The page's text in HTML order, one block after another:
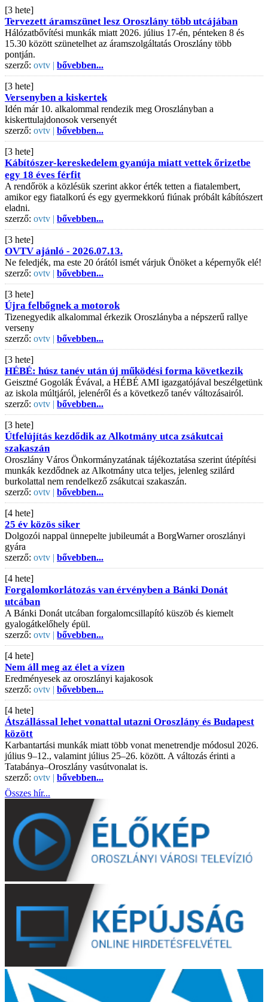
[3 hete]
Tervezett áramszünet lesz Oroszlány több utcájában
Hálózatbővítési munkák miatt 2026. július 17-én, pénteken 8 és
15.30 között szünetelhet az áramszolgáltatás Oroszlány több
pontján.
szerző: ovtv | bővebben...
[3 hete]
Versenyben a kiskertek
Idén már 10. alkalommal rendezik meg Oroszlányban a
kiskerttulajdonosok versenyét
szerző: ovtv | bővebben...
[3 hete]
Kábítószer-kereskedelem gyanúja miatt vettek őrizetbe
egy 18 éves férfit
A rendőrök a közlésük szerint akkor érték tetten a fiatalembert,
amikor egy fiatalkorú és egy gyermekkorú fiúnak próbált kábítószert
eladni.
szerző: ovtv | bővebben...
[3 hete]
OVTV ajánló - 2026.07.13.
Ne feledjék, ma este 20 órától ismét várjuk Önöket a képernyők elé!
szerző: ovtv | bővebben...
[3 hete]
Újra felbőgnek a motorok
Tizenegyedik alkalommal érkezik Oroszlányba a népszerű rallye
verseny
szerző: ovtv | bővebben...
[3 hete]
HÉBÉ: húsz tanév után új működési forma következik
Geisztné Gogolák Évával, a HÉBÉ AMI igazgatójával beszélgetünk
az iskola múltjáról, jelenéről és a következő tanév változásairól.
szerző: ovtv | bővebben...
[3 hete]
Útfelújítás kezdődik az Alkotmány utca zsákutcai
szakaszán
Oroszlány Város Önkormányzatának tájékoztatása szerint útépítési
munkák kezdődnek az Alkotmány utca teljes, jelenleg szilárd
burkolattal nem rendelkező zsákutcai szakaszán.
szerző: ovtv | bővebben...
[4 hete]
25 év közös siker
Dolgozói nappal ünnepelte jubileumát a BorgWarner oroszlányi
gyára
szerző: ovtv | bővebben...
[4 hete]
Forgalomkorlátozás van érvényben a Bánki Donát
utcában
A Bánki Donát utcában forgalomcsillapító küszöb és kiemelt
gyalogátkelőhely épül.
szerző: ovtv | bővebben...
[4 hete]
Nem áll meg az élet a vízen
Eredményesek az oroszlányi kajakosok
szerző: ovtv | bővebben...
[4 hete]
Átszállással lehet vonattal utazni Oroszlány és Budapest
között
Karbantartási munkák miatt több vonat menetrendje módosul 2026.
július 9–12., valamint július 25–26. között. A változás érinti a
Tatabánya–Oroszlány vasútvonalat is.
szerző: ovtv | bővebben...
Összes hír...